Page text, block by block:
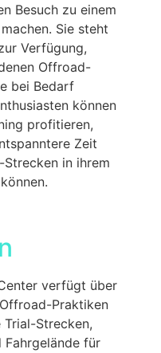
Besuch zu einem
Sie steht
Verfügung,
Offroad-
bei Bedarf
können
profitieren,
Zeit
in ihrem
verfügt über
Praktiken
Strecken,
Fahrgelände für